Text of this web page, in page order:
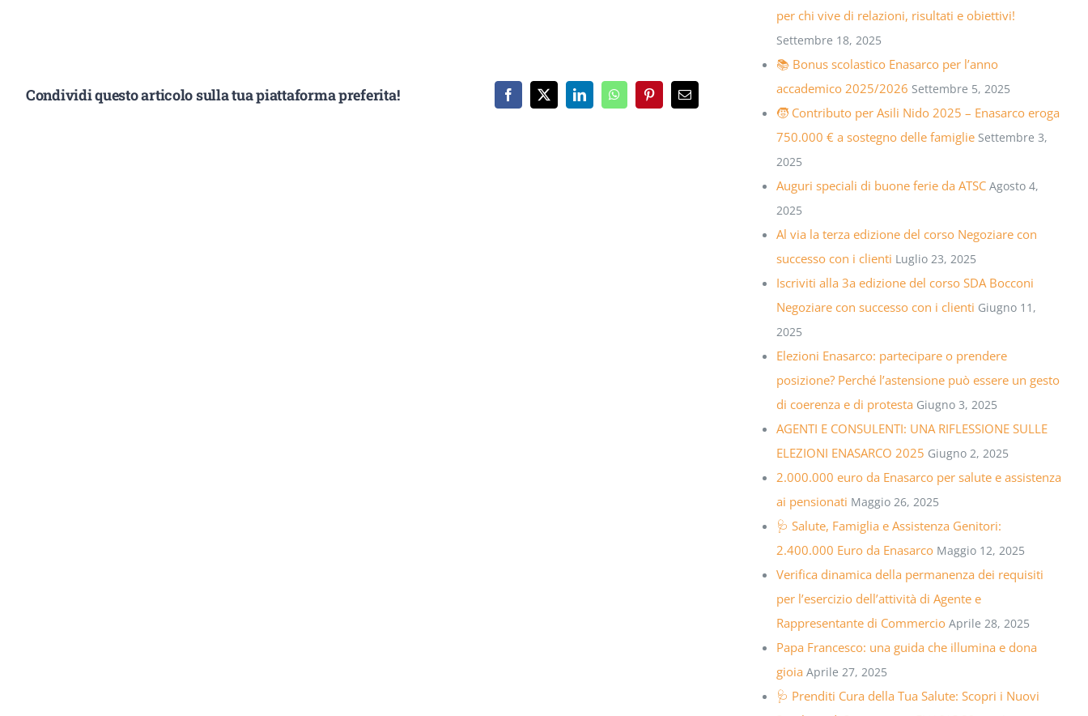
Condividi questo articolo sulla tua piattaforma preferita!
per chi vive di relazioni, risultati e obiettivi!
Settembre 18, 2025
📚 Bonus scolastico Enasarco per l’anno
accademico 2025/2026 Settembre 5, 2025
🧒 Contributo per Asili Nido 2025 – Enasarco eroga
750.000 € a sostegno delle famiglie Settembre 3,
2025
Auguri speciali di buone ferie da ATSC Agosto 4,
2025
Al via la terza edizione del corso Negoziare con
successo con i clienti Luglio 23, 2025
Iscriviti alla 3a edizione del corso SDA Bocconi
Negoziare con successo con i clienti Giugno 11,
2025
Elezioni Enasarco: partecipare o prendere
posizione? Perché l’astensione può essere un gesto
di coerenza e di protesta Giugno 3, 2025
AGENTI E CONSULENTI: UNA RIFLESSIONE SULLE
ELEZIONI ENASARCO 2025 Giugno 2, 2025
2.000.000 euro da Enasarco per salute e assistenza
ai pensionati Maggio 26, 2025
🩺 Salute, Famiglia e Assistenza Genitori:
2.400.000 Euro da Enasarco Maggio 12, 2025
Verifica dinamica della permanenza dei requisiti
per l’esercizio dell’attività di Agente e
Rappresentante di Commercio Aprile 28, 2025
Papa Francesco: una guida che illumina e dona
gioia Aprile 27, 2025
🩺 Prenditi Cura della Tua Salute: Scopri i Nuovi